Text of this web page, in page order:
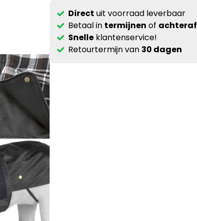
Direct uit voorraad leverbaar
Betaal in termijnen of achteraf
Snelle klantenservice!
Retourtermijn van 30 dagen